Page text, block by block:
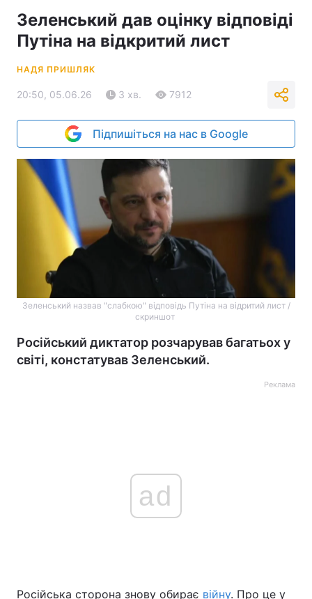
Зеленський дав оцінку відповіді
Путіна на відкритий лист
НАДЯ ПРИШЛЯК
20:50, 05.06.26 3 хв. 7912
Підпишіться на нас в Google
Зеленський назвав "слабкою" відповідь Путіна на відритий лист /
скриншот
Російський диктатор розчарував багатьох у
світі, констатував Зеленський.
Реклама
ad
Російська сторона знову обирає війну. Про це у